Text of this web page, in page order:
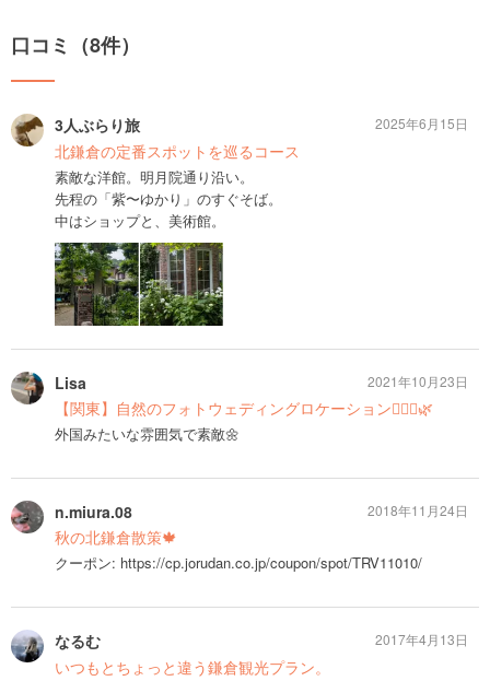
口コミ（8件）
3人ぶらり旅
北鎌倉の定番スポットを巡るコース
素敵な洋館。明月院通り沿い。
先程の「紫〜ゆかり」のすぐそば。
中はショップと、美術館。
2025年6月15日
Lisa
【関東】自然のフォトウェディングロケーション👰🏼‍♀️🌿
外国みたいな雰囲気で素敵🌼
2021年10月23日
n.miura.08
秋の北鎌倉散策🍁
クーポン: https://cp.jorudan.co.jp/coupon/spot/TRV11010/
2018年11月24日
なるむ
いつもとちょっと違う鎌倉観光プラン。
2017年4月13日